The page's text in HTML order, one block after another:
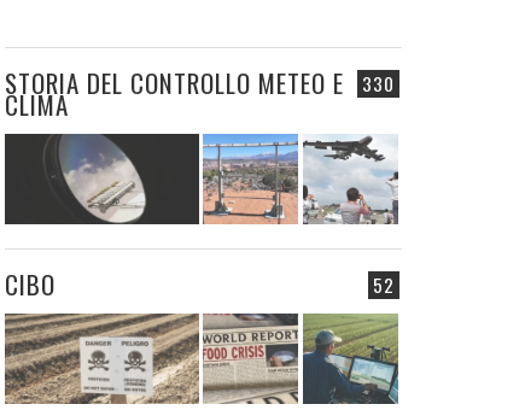
330
STORIA DEL CONTROLLO METEO E
CLIMA
52
CIBO